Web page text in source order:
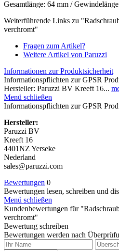
Gesamtlänge: 64 mm /
Weiterführende Links zu
verchromt"
Fragen zum Artikel?
Weitere Artikel von Paruzzi
Informationen zur Produktsicherheit
Informationspflichten zur GPSR
Hersteller: Paruzzi BV Kreeft 16...
Menü schließen
Informationspflichten zur GPSR
Hersteller:
Paruzzi BV
Kreeft 16
4401NZ Yerseke
Nederland
sales@paruzzi.com
Bewertungen 0
Bewertungen lesen, schreiben und
Menü schließen
Kundenbewertungen für
verchromt"
Bewertung schreiben
Bewertungen werden nach